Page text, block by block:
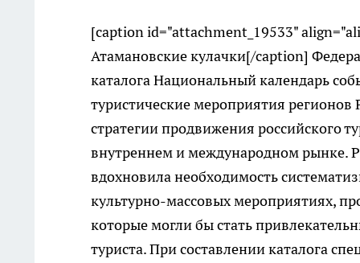
[caption id="attachment_19533"
Атамановские кулачки[/caption]
каталога Национальный календарь
туристические мероприятия регионов
стратегии продвижения российского
внутреннем и международном рынке.
вдохновила необходимость
культурно-массовых мероприятиях,
которые могли бы стать
туриста. При составлении каталога